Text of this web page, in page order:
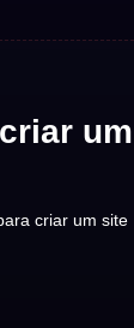
um
criar um site